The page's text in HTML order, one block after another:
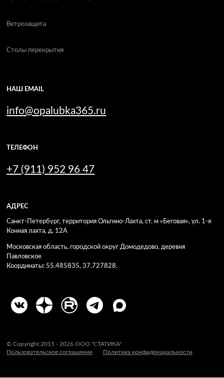
Ветрозащита
Столы перекрытия
НАШ EMAIL
info@opalubka365.ru
ТЕЛЕФОН
+7 (911) 952 96 47
АДРЕС
Санкт-Петербург, территория Ольгино-Лахта, ст. м «Беговая», ул. 1-я
Конная лахта, д. 12А
Московская область, городской округ Домодедово, деревня
Павловское
Координаты: 55.485835, 37.727828.
© Copyright 2015 - 2026 ООО "СТАТИКА"
Пользовательское соглашение
Политика конфиденциальности